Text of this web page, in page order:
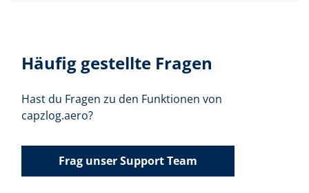
Häufig gestellte Fragen
Hast du Fragen zu den Funktionen von
capzlog.aero?
Frag unser Support Team